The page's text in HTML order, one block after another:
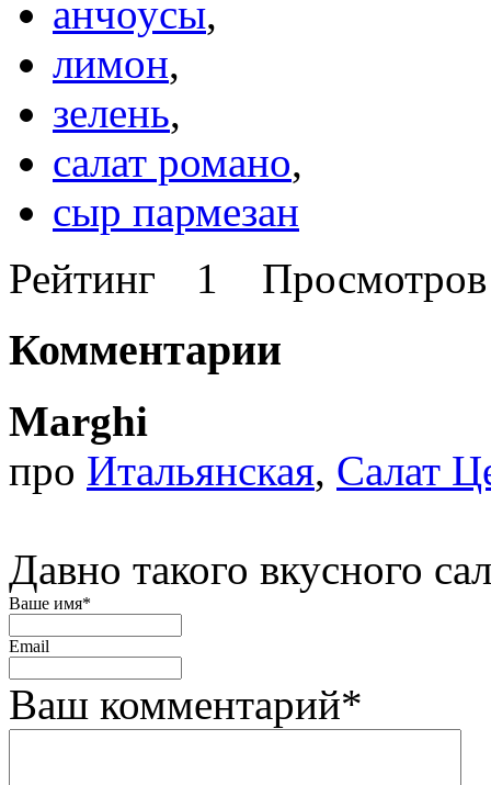
анчоусы,
лимон,
зелень,
салат романо,
сыр пармезан
Рейтинг
1
Комментарии
Marghi
про Итальянская, Салат
Давно такого вкусного
Ваше имя*
Email
Ваш комментарий*